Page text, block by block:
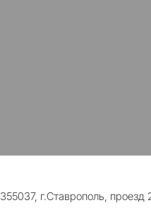
355037, г.Ставрополь,